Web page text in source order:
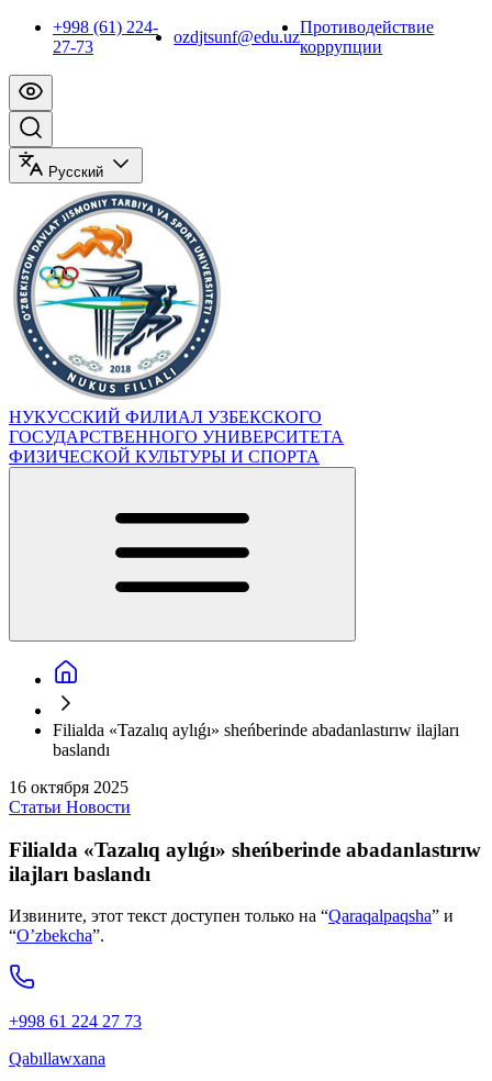
+998 (61) 224-
27-73
ozdjtsunf@edu.uz
Противодействие
коррупции
Русский
НУКУССКИЙ ФИЛИАЛ УЗБЕКСКОГО
ГОСУДАРСТВЕННОГО УНИВЕРСИТЕТА
ФИЗИЧЕСКОЙ КУЛЬТУРЫ И СПОРТА
Filialda «Tazalıq aylıǵı» sheńberinde abadanlastırıw ilajları
baslandı
16 октября 2025
Статьи Новости
Filialda «Tazalıq aylıǵı» sheńberinde abadanlastırıw
ilajları baslandı
Извините, этот текст доступен только на “Qaraqalpaqsha” и
“O’zbekcha”.
+998 61 224 27 73
Qabıllawxana